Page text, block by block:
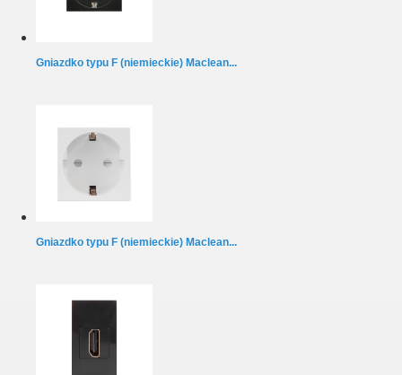
Gniazdko typu F (niemieckie) Maclean...
Gniazdko typu F (niemieckie) Maclean...